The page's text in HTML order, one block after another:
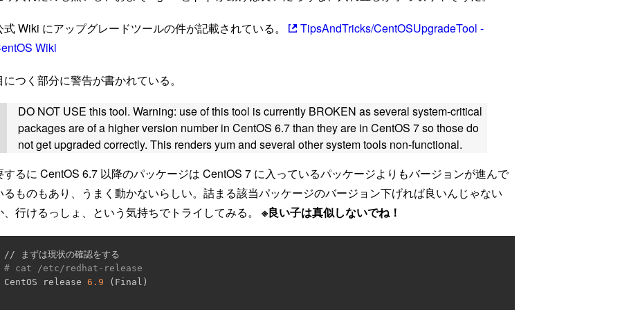
式 Wiki にアップグレードツールの件が記載されている。
TipsAndTricks/CentOSUpgradeTool -
Wiki
につく部分に警告が書かれている。
DO NOT USE this tool. Warning: use of this tool is currently BROKEN as several system-critical
packages are of a higher version number in CentOS 6.7 than they are in CentOS 7 so those do
not get upgraded correctly. This renders yum and several other system tools non-functional.
するに CentOS 6.7 以降のパッケージは CentOS 7 に入っているパッケージよりもバージョンが進んで
るものもあり、うまく動かないらしい。詰まる該当パッケージのバージョン下げれば良いんじゃない
、行けるっしょ、という気持ちでトライしてみる。※良い子は真似しないでね！
# cat /etc/redhat-release
CentOS release 6.9 ( Final )